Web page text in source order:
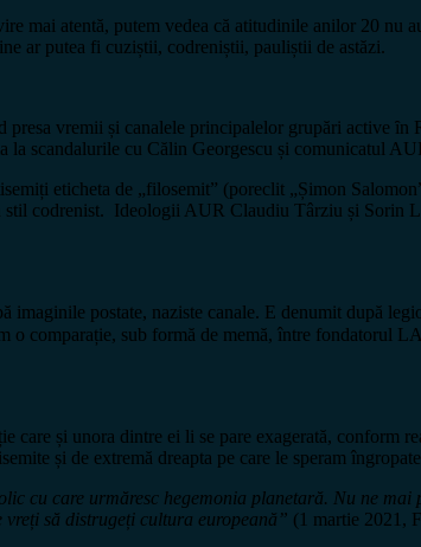
mai atentă, putem vedea că atitudinile anilor 20 nu
ar putea fi cuziștii, codreniștii, pauliștii de astăzi.
presa vremii și canalele principalelor grupări active
la scandalurile cu Călin Georgescu și comunicatul
eticheta de „filosemit” (poreclit „Șimon
codrenist. Ideologii AUR Claudiu Târziu și Sorin
imaginile postate, naziste canale. E denumit după
o comparație, sub formă de memă, între fondatorul
care și unora dintre ei li se pare exagerată,
și de extremă dreapta pe care le speram
cu care urmăresc hegemonia planetară. Nu ne
să distrugeți cultura europeană” (1 martie 2021,